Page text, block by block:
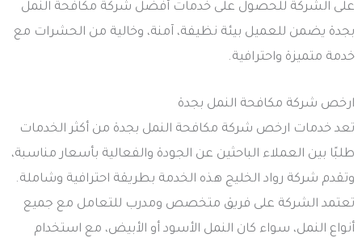
على الشركة للحصول على خدمات أفضل شركة مكافحة النمل
بجدة يضمن للعميل بيئة نظيفة، آمنة، وخالية من الحشرات مع
خدمة متميزة واحترافية.
ارخص شركة مكافحة النمل بجدة
تعد خدمات ارخص شركة مكافحة النمل بجدة من أكثر الخدمات
طلبًا بين العملاء الباحثين عن الجودة والفعالية بأسعار مناسبة،
وتقدم شركة رواد الخليج هذه الخدمة بطريقة احترافية وشاملة.
تعتمد الشركة على فريق متخصص ومدرب للتعامل مع جميع
أنواع النمل، سواء كان النمل الأسود أو الأبيض، مع استخدام